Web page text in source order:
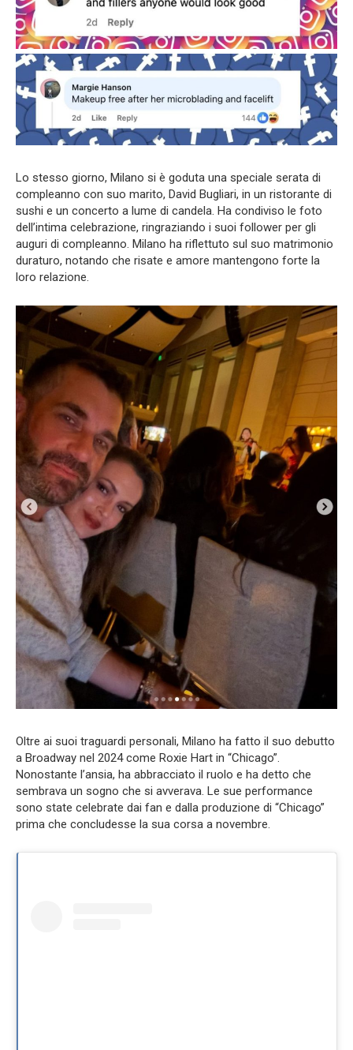
Lo stesso giorno, Milano si è goduta una speciale serata di
compleanno con suo marito, David Bugliari, in un ristorante di
sushi e un concerto a lume di candela. Ha condiviso le foto
dell’intima celebrazione, ringraziando i suoi follower per gli
auguri di compleanno. Milano ha riflettuto sul suo matrimonio
duraturo, notando che risate e amore mantengono forte la
loro relazione.
Oltre ai suoi traguardi personali, Milano ha fatto il suo debutto
a Broadway nel 2024 come Roxie Hart in “Chicago”.
Nonostante l’ansia, ha abbracciato il ruolo e ha detto che
sembrava un sogno che si avverava. Le sue performance
sono state celebrate dai fan e dalla produzione di “Chicago”
prima che concludesse la sua corsa a novembre.